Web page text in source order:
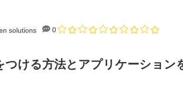
solutions 0
つける方法とアプリケーション